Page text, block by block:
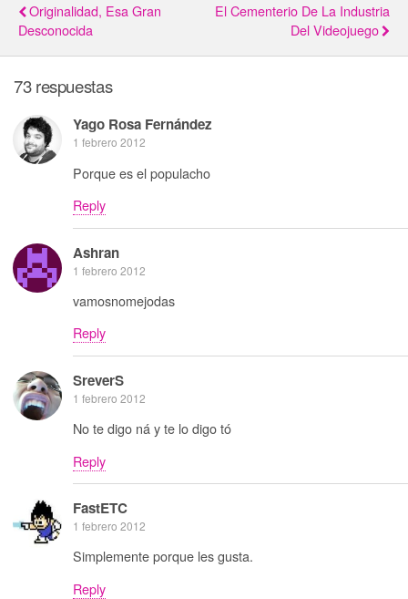
Originalidad, Esa Gran
Desconocida
El Cementerio De La Industria
Del Videojuego
73 respuestas
Yago Rosa Fernández
1 febrero 2012
Porque es el populacho
Reply
Ashran
1 febrero 2012
vamosnomejodas
Reply
SreverS
1 febrero 2012
No te digo ná y te lo digo tó
Reply
FastETC
1 febrero 2012
Simplemente porque les gusta.
Reply